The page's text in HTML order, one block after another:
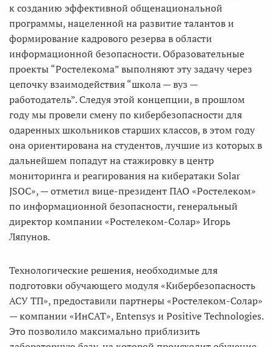
к созданию эффективной общенациональной
программы, нацеленной на развитие талантов и
формирование кадрового резерва в области
информационной безопасности. Образовательные
проекты “Ростелекома” выполняют эту задачу через
цепочку взаимодействия “школа — вуз —
работодатель”. Следуя этой концепции, в прошлом
году мы провели смену по кибербезопасности для
одаренных школьников старших классов, в этом году
она ориентирована на студентов, лучшие из которых в
дальнейшем попадут на стажировку в центр
мониторинга и реагирования на кибератаки Solar
JSOC», — отметил вице-президент ПАО «Ростелеком»
по информационной безопасности, генеральный
директор компании «Ростелеком-Солар» Игорь
Ляпунов.
Технологические решения, необходимые для
подготовки обучающего модуля «Кибербезопасность
АСУ ТП», предоставили партнеры «Ростелеком-Солар»
— компании «ИнСАТ», Entensys и Positive Technologies.
Это позволило максимально приблизить